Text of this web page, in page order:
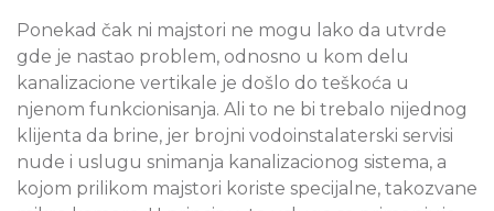
Ponekad čak ni majstori ne mogu lako da utvrde
gde je nastao problem, odnosno u kom delu
kanalizacione vertikale je došlo do teškoća u
njenom funkcionisanja. Ali to ne bi trebalo nijednog
klijenta da brine, jer brojni vodoinstalaterski servisi
nude i uslugu snimanja kanalizacionog sistema, a
kojom prilikom majstori koriste specijalne, takozvane